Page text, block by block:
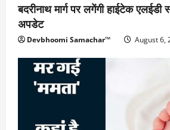
बदरीनाथ मार्ग पर लगेंगी हाईटेक एलईडी
अपडेट
Devbhoomi Samachar™ August 6,